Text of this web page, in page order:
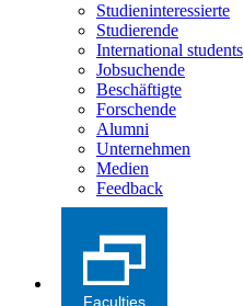
Studieninteressierte
Studierende
International students
Jobsuchende
Beschäftigte
Forschende
Alumni
Unternehmen
Medien
Feedback
Faculties